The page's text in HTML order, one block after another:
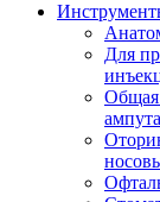
Для
Общая